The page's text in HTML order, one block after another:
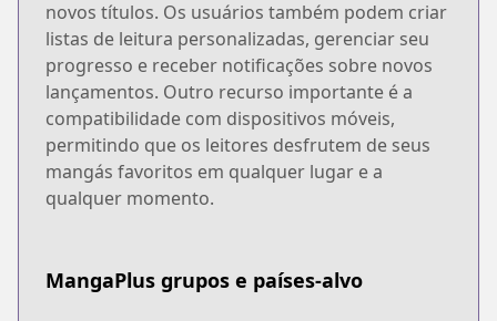
novos títulos. Os usuários também podem criar
listas de leitura personalizadas, gerenciar seu
progresso e receber notificações sobre novos
lançamentos. Outro recurso importante é a
compatibilidade com dispositivos móveis,
permitindo que os leitores desfrutem de seus
mangás favoritos em qualquer lugar e a
qualquer momento.
MangaPlus grupos e países-alvo